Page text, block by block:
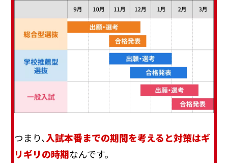
つまり、入試本番までの期間を考えると対策はギ
リギリの時期なんです。